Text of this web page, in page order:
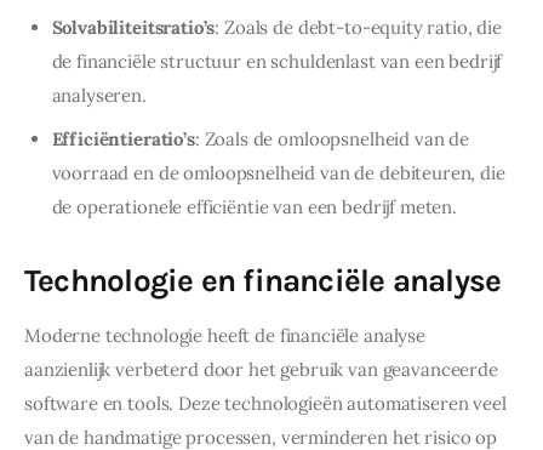
Solvabiliteitsratio’s: Zoals de debt-to-equity ratio, die
de financiële structuur en schuldenlast van een bedrijf
analyseren.
Efficiëntieratio’s: Zoals de omloopsnelheid van de
voorraad en de omloopsnelheid van de debiteuren, die
de operationele efficiëntie van een bedrijf meten.
Technologie en financiële analyse
Moderne technologie heeft de financiële analyse
aanzienlijk verbeterd door het gebruik van geavanceerde
software en tools. Deze technologieën automatiseren veel
van de handmatige processen, verminderen het risico op